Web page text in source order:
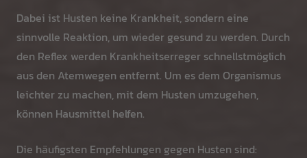
Dabei ist Husten keine Krankheit, sondern eine
sinnvolle Reaktion, um wieder gesund zu werden. Durch
den Reflex werden Krankheitserreger schnellstmöglich
aus den Atemwegen entfernt. Um es dem Organismus
leichter zu machen, mit dem Husten umzugehen,
können Hausmittel helfen.
Die häufigsten Empfehlungen gegen Husten sind: